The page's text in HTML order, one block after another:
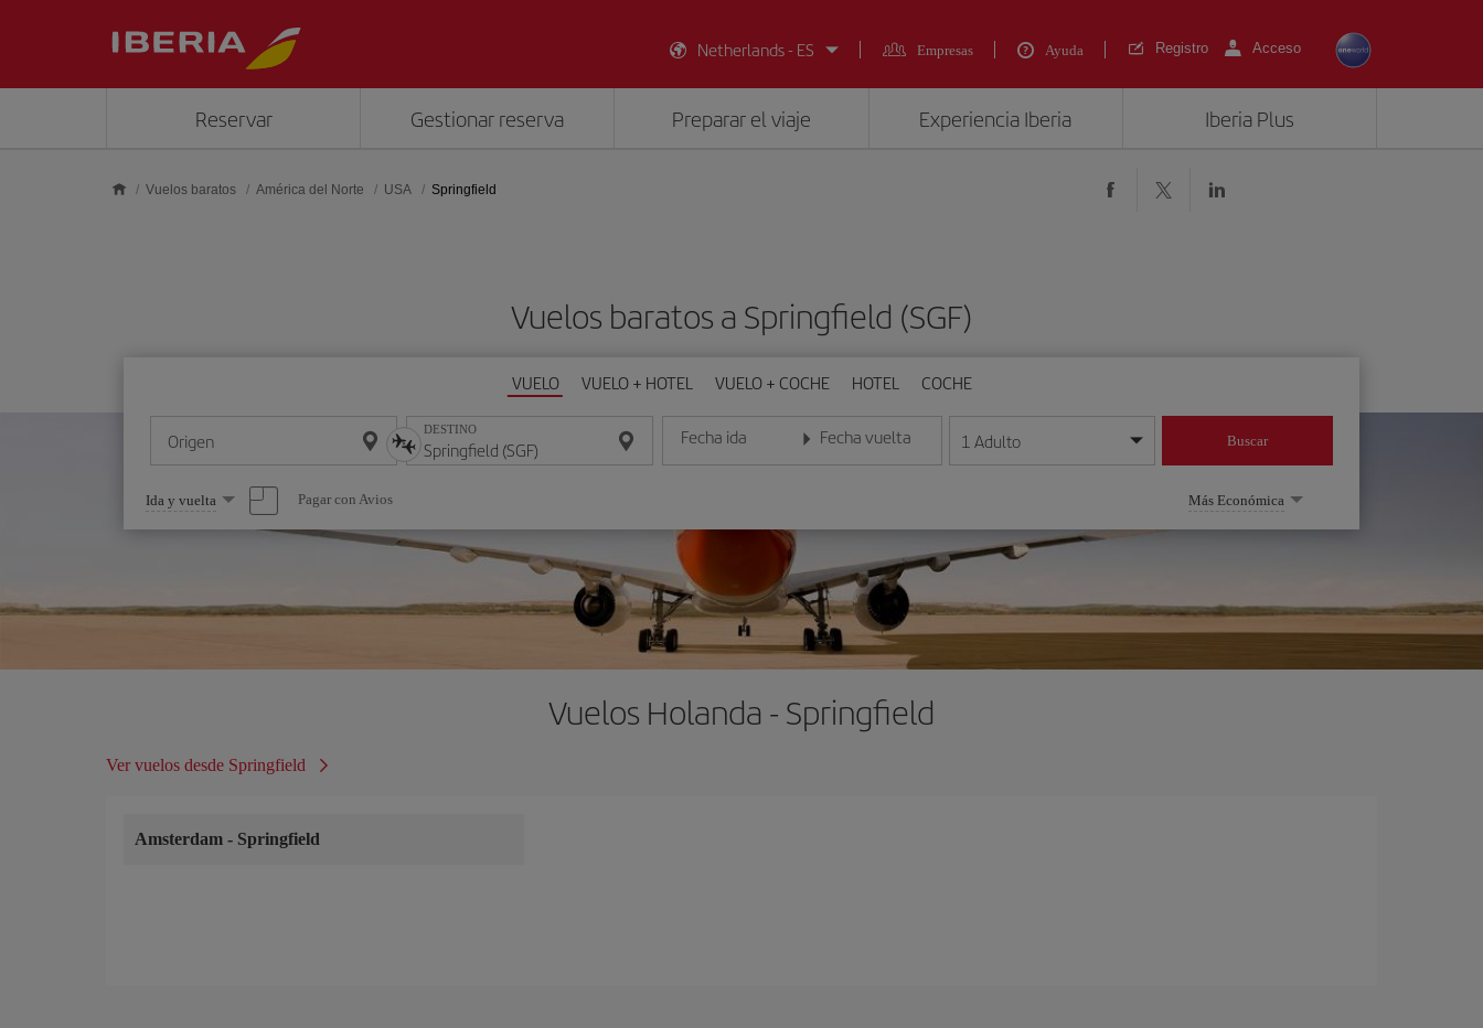
Netherlands - ES
Empresas Ayuda Registro Acceso
Reservar Gestionar reserva Preparar el viaje Experiencia Iberia Iberia Plus
Vuelos baratos América del Norte USA Springfield
Vuelos baratos a Springfield (SGF)
VUELO VUELO + HOTEL VUELO + COCHE HOTEL COCHE
Origen DESTINO Fecha ida
Introduce la fecha en formato día/mes/año
Fecha vuelta
Introduce la fecha en formato día/mes/año
1 Adulto Buscar
Seleccione
una
opción
Ida y vuelta Pagar con Avios Más Económica
Vuelos Holanda - Springfield
Ver vuelos desde Springfield
Amsterdam - Springfield